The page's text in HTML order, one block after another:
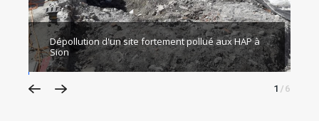
Dépollution d'un site fortement pollué aux HAP à
Sion
2 /6